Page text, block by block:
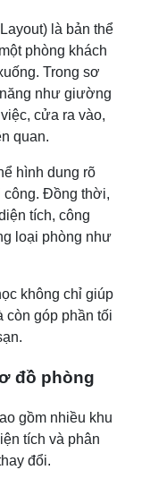
là bản thể
phòng khách
Trong sơ
như giường
cửa ra vào,
quan.
hình dung rõ
công. Đồng thời,
tích, công
loại phòng như
không chỉ giúp
còn góp phần tối
đồ phòng
gồm nhiều khu
tích và phân
đổi.